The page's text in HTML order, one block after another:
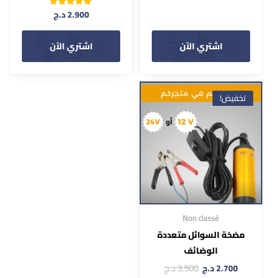
اشتري الآن
تم التقييم
5.00من 5
2.900د.ج
اشتري الآن
تخفيض!
Non classé
مضخة السوائل متعددة
الوضائف
2.700د.ج 3.500د.ج